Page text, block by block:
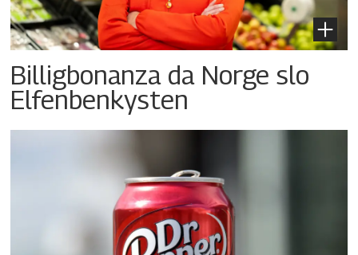
Billigbonanza da Norge slo
Elfenbenkysten